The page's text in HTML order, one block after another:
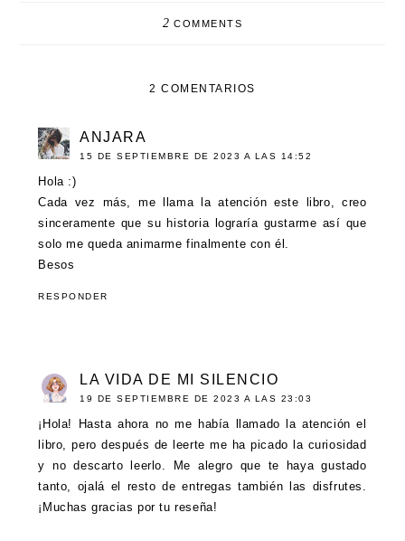
2 COMMENTS
2 COMENTARIOS
ANJARA
15 DE SEPTIEMBRE DE 2023 A LAS 14:52
Hola :)
Cada vez más, me llama la atención este libro, creo
sinceramente que su historia lograría gustarme así que
solo me queda animarme finalmente con él.
Besos
RESPONDER
LA VIDA DE MI SILENCIO
19 DE SEPTIEMBRE DE 2023 A LAS 23:03
¡Hola! Hasta ahora no me había llamado la atención el
libro, pero después de leerte me ha picado la curiosidad
y no descarto leerlo. Me alegro que te haya gustado
tanto, ojalá el resto de entregas también las disfrutes.
¡Muchas gracias por tu reseña!